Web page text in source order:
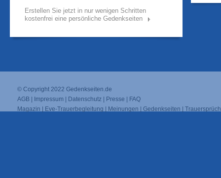
Erstellen Sie jetzt in nur wenigen Schritten
kostenfrei eine persönliche Gedenkseiten
© Copyright 2022 Gedenkseiten.de
AGB
Impressum Datenschutz Presse
FAQ
Magazin
Eve-Trauerbegleitung Meinungen Gedenkseiten